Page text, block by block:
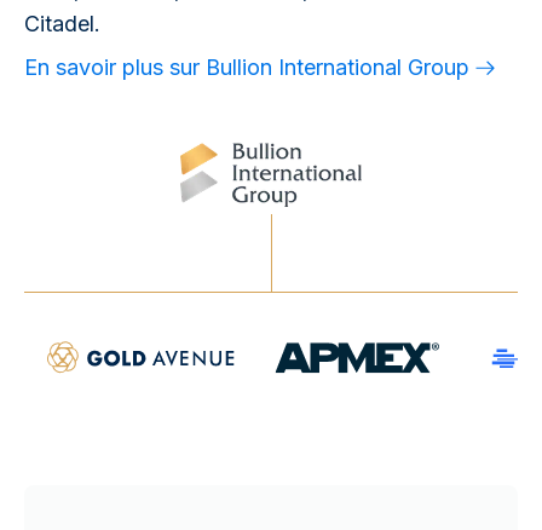
Citadel.
En savoir plus sur Bullion International Group